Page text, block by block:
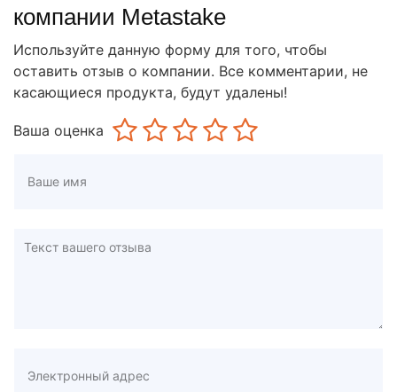
компании Metastake
Используйте данную форму для того, чтобы
оставить отзыв о компании. Все комментарии, не
касающиеся продукта, будут удалены!
Ваша оценка